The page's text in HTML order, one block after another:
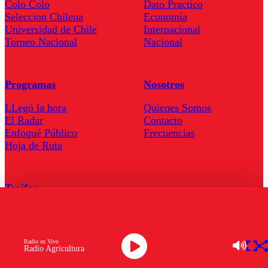
Radio Agricultura
Radio en Vivo
Colo Colo
Seleccion Chilena
Universidad de Chile
Torneo Nacional
Dato Practico
Economía
Internacional
Nacional
Programas
LLegó la hora
El Radar
Enfoqué Público
Hoja de Ruta
Nosotros
Quienes Somos
Contacto
Frecuencias
Tarifas